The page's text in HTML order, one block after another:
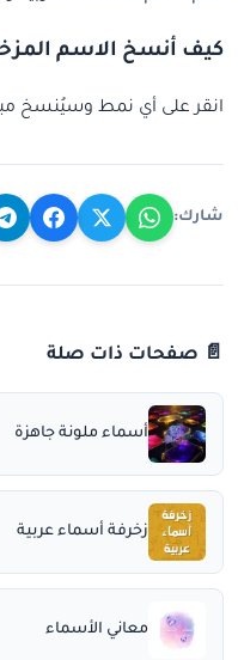
كيف أنسخ الاسم
انقر على أي نمط وسيُنسخ
شارك:
📄 صفحات ذات صلة
أسماء ملونة جاهزة
زخرفة أسماء عربية
معاني الأسماء